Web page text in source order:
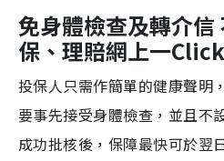
免身體檢查及轉介信
保、理賠網上一
投保人只需作簡單的健康聲明
要事先接受身體檢查，並且不
成功批核後，保障最快可於翌